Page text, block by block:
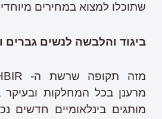
שתוכלו למצוא במחירים
ביגוד והלבשה לנשים גברים
מזה תקופה שרשת ה-MASHBIR
מרענן בכל המחלקות
מותגים בינלאומיים חדשים